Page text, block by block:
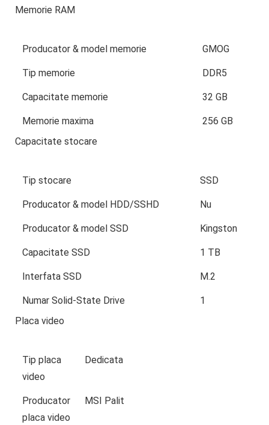
Memorie RAM
Producator & model memorie GMOG
Tip memorie DDR5
Capacitate memorie 32 GB
Memorie maxima
256 GB
Capacitate stocare
Tip stocare SSD
Producator & model HDD/SSHD Nu
Producator & model SSD Kingston
Capacitate SSD 1 TB
Interfata SSD M.2
Numar Solid-State Drive
1
Placa video
Tip placa
video
Dedicata
Producator
placa video
MSI Palit